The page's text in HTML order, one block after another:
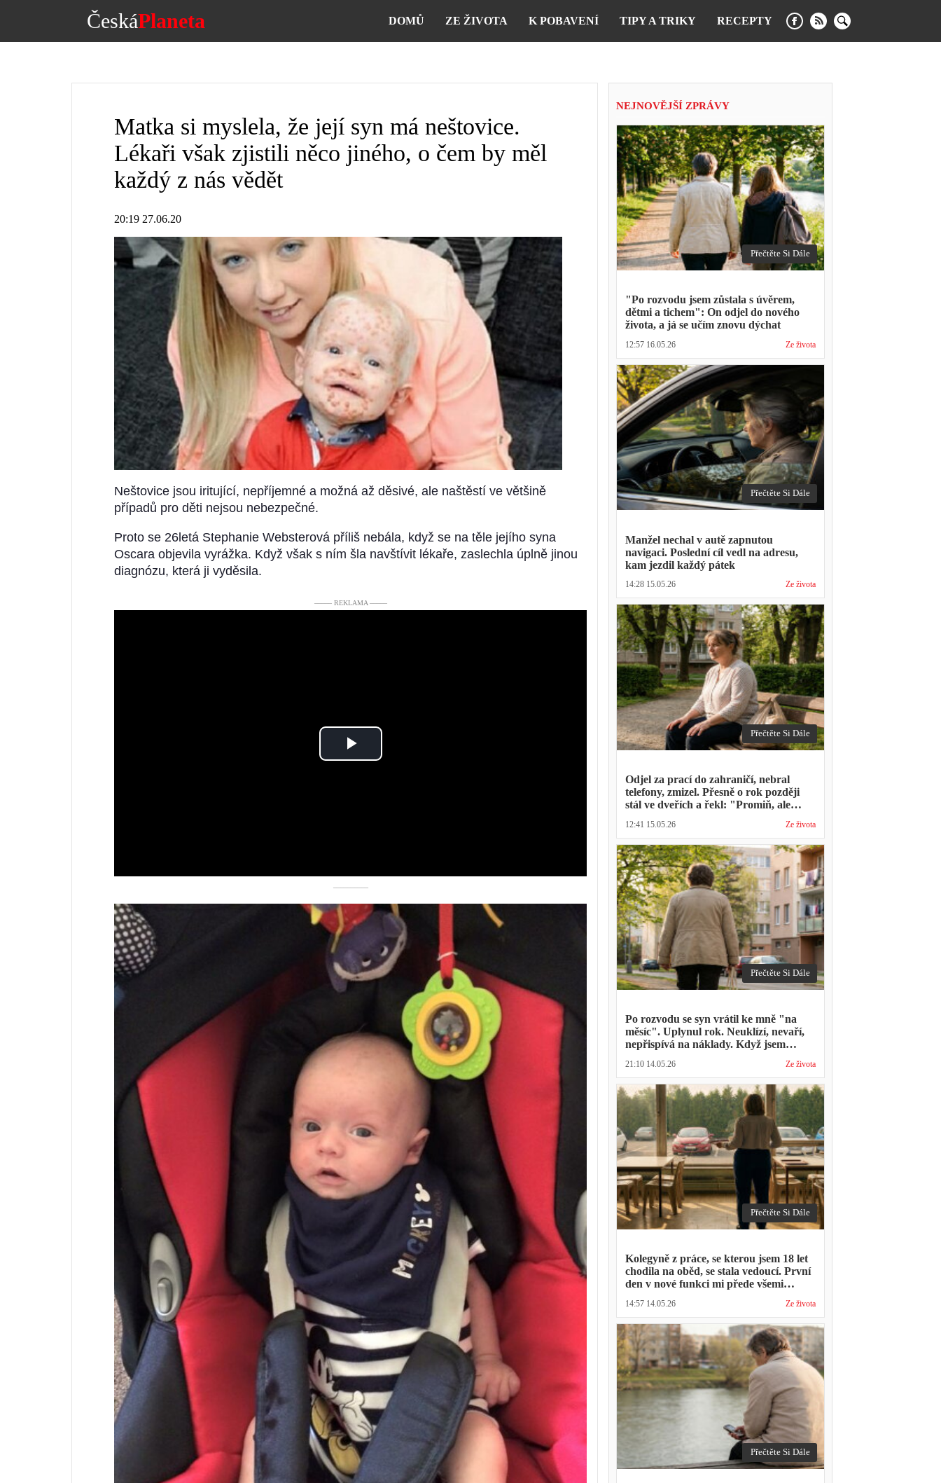
ČeskáPlaneta DOMŮ ZE ŽIVOTA K POBAVENÍ TIPY A TRIKY RECEPTY
Matka si myslela, že její syn má neštovice.
Lékaři však zjistili něco jiného, o čem by měl
každý z nás vědět
20:19 27.06.20
Neštovice jsou iritující, nepříjemné a možná až děsivé, ale naštěstí ve většině
případů pro děti nejsou nebezpečné.
Proto se 26letá Stephanie Websterová příliš nebála, když se na těle jejího syna
Oscara objevila vyrážka. Když však s ním šla navštívit lékaře, zaslechla úplně jinou
diagnózu, která ji vyděsila.
––––– REKLAMA –––––
Play
––––––––––
NEJNOVĚJŠÍ ZPRÁVY
Přečtěte Si Dále
"Po rozvodu jsem zůstala s úvěrem,
dětmi a tichem": On odjel do nového
života, a já se učím znovu dýchat
12:57 16.05.26 Ze života
Přečtěte Si Dále
Manžel nechal v autě zapnutou
navigaci. Poslední cíl vedl na adresu,
kam jezdil každý pátek
14:28 15.05.26 Ze života
Přečtěte Si Dále
Odjel za prací do zahraničí, nebral
telefony, zmizel. Přesně o rok později
stál ve dveřích a řekl: "Promiň, ale
12:41 15.05.26 Ze života
Přečtěte Si Dále
Po rozvodu se syn vrátil ke mně "na
měsíc". Uplynul rok. Neuklízí, nevaří,
nepřispívá na náklady. Když jsem
přece nevyhodíš vlastní dítě."
21:10 14.05.26 Ze života
Přečtěte Si Dále
Kolegyně z práce, se kterou jsem 18 let
chodila na oběd, se stala vedoucí. První
den v nové funkci mi přede všemi
Přestávka trvala stejně jako vždycky
14:57 14.05.26 Ze života
Přečtěte Si Dále